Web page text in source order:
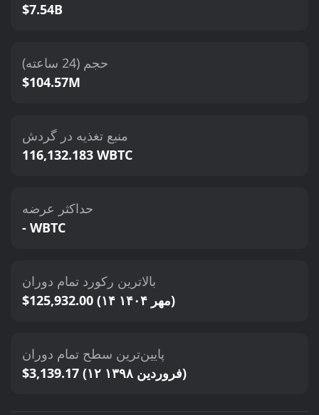
$7.54B
حجم (24 ساعته)
$104.57M
منبع تغذیه در گردش
116,132.183 WBTC
حداکثر عرضه
- WBTC
بالاترین رکورد تمام دوران
$125,932.00 (۱۴ مهر ۱۴۰۴)
پایین‌ترین سطح تمام دوران
$3,139.17 (۱۲ فروردین ۱۳۹۸)